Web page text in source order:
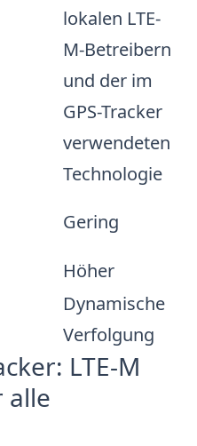
lokalen LTE-
M-Betreibern
und der im
GPS-Tracker
verwendeten
Technologie
Gering
Höher
Dynamische
Verfolgung
LTE-M
alle